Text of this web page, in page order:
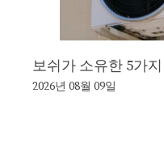
보쉬가 소유한 5가
2026년 08월 09일